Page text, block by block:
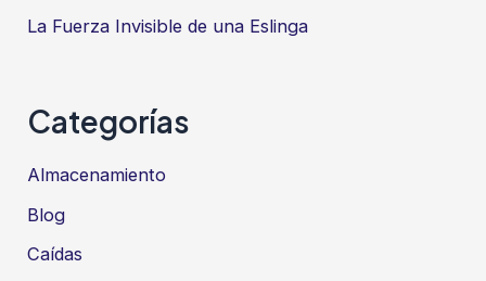
La Fuerza Invisible de una Eslinga
Categorías
Almacenamiento
Blog
Caídas